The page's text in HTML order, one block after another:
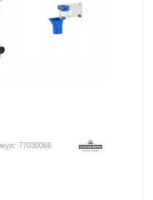
77030066